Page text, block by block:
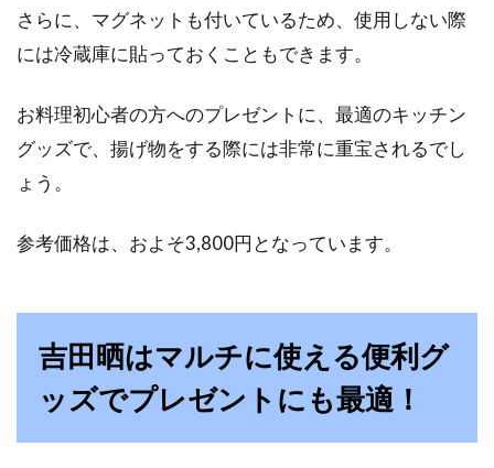
さらに、マグネットも付いているため、使用しない際
には冷蔵庫に貼っておくこともできます。
お料理初心者の方へのプレゼントに、最適のキッチン
グッズで、揚げ物をする際には非常に重宝されるでし
ょう。
参考価格は、およそ3,800円となっています。
吉田晒はマルチに使える便利グ
ッズでプレゼントにも最適！